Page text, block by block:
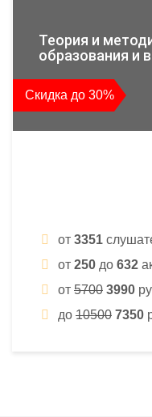
Теория и
образования и
Скидка до 30%
от 3351
от 250 до 632
от 5700 3990
до 10500 7350